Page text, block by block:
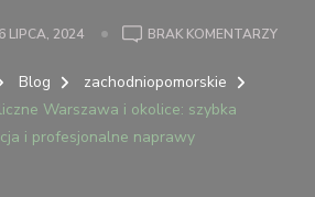
LIPCA, 2024 BRAK KOMENTARZYDO
Blog
zachodniopomorskie
Warszawa i okolice: szybka
i profesjonalne naprawy